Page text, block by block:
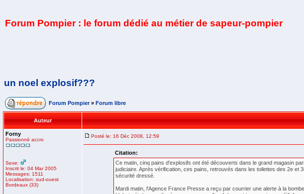
Forum Pompier : le forum dédié au métier de sapeur-pompier
un noel explosif???
Forum Pompier » Forum libre
Auteur
Forny
Passionné accro
Sexe:
Inscrit le: 04 Mar 2005
Messages: 1511
Localisation: sud-ouest
Bordeaux (33)
Posté le: 16 Déc 2008, 12:59
Citation:
Ce matin, cinq pains d'explosifs ont été découverts dans le grand magasin
judiciaire. Après vérification, ces pains, retrouvés dans les toilettes des 2e et
sécurité dressé.
Mardi matin, l'Agence France Presse a reçu par courrier une alerte à la